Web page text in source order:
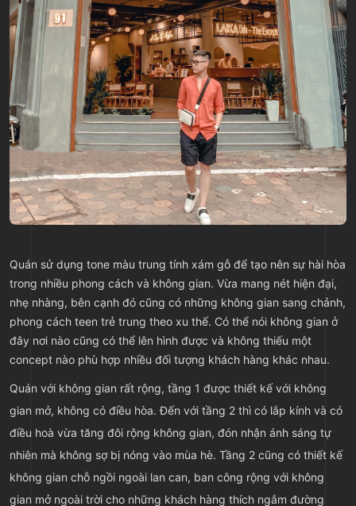
Quán sử dụng tone màu trung tính xám gỗ để tạo nên sự hài hòa
trong nhiều phong cách và không gian. Vừa mang nét hiện đại,
nhẹ nhàng, bên cạnh đó cũng có những không gian sang chảnh,
phong cách teen trẻ trung theo xu thế. Có thể nói không gian ở
đây nơi nào cũng có thể lên hình được và không thiếu một
concept nào phù hợp nhiều đối tượng khách hàng khác nhau.
Quán với không gian rất rộng, tầng 1 được thiết kế với không
gian mở, không có điều hòa. Đến với tầng 2 thì có lắp kính và có
điều hoà vừa tăng đôi rộng không gian, đón nhận ánh sáng tự
nhiên mà không sợ bị nóng vào mùa hè. Tầng 2 cũng có thiết kế
không gian chỗ ngồi ngoài lan can, ban công rộng với không
gian mở ngoài trời cho những khách hàng thích ngắm đường